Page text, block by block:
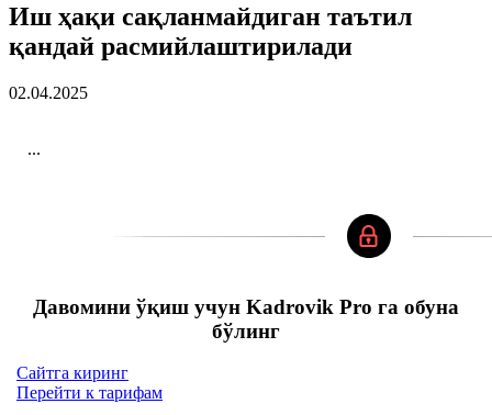
Иш ҳақи сақланмайдиган таътил
қандай расмийлаштирилади
02.04.2025
...
Давомини ўқиш учун Kadrovik Pro га обуна
бўлинг
Сайтга киринг
Перейти к тарифам